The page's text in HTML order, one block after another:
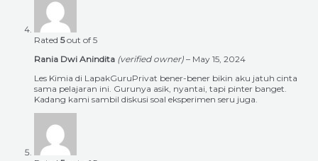
Rated 5out of 5
Rania Dwi Anindita (verified owner) – May 15, 2024
Les Kimia di LapakGuruPrivat bener-bener bikin aku jatuh cinta
sama pelajaran ini. Gurunya asik, nyantai, tapi pinter banget.
Kadang kami sambil diskusi soal eksperimen seru juga.